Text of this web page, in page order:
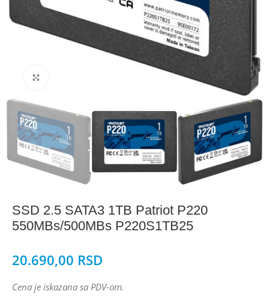
SSD 2.5 SATA3 1TB Patriot P220
550MBs/500MBs P220S1TB25
20.690,00 RSD
Cena je iskazana sa PDV-om.